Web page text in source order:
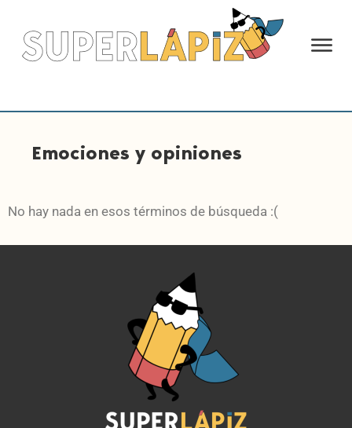
Emociones y opiniones
No hay nada en esos términos de búsqueda :(